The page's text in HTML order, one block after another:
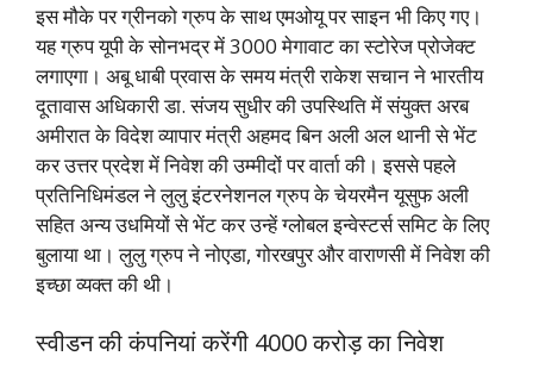
इस मौके पर ग्रीनको ग्रुप के साथ एमओयू पर साइन भी किए गए।
यह ग्रुप यूपी के सोनभद्र में 3000 मेगावाट का स्टोरेज प्रोजेक्ट
लगाएगा। अबू धाबी प्रवास के समय मंत्री राकेश सचान ने भारतीय
दूतावास अधिकारी डा. संजय सुधीर की उपस्थिति में संयुक्त अरब
अमीरात के विदेश व्यापार मंत्री अहमद बिन अली अल थानी से भेंट
कर उत्तर प्रदेश में निवेश की उम्मीदों पर वार्ता की। इससे पहले
प्रतिनिधिमंडल ने लुलु इंटरनेशनल ग्रुप के चेयरमैन यूसुफ अली
सहित अन्य उधमियों से भेंट कर उन्हें ग्लोबल इन्वेस्टर्स समिट के लिए
बुलाया था। लुलु ग्रुप ने नोएडा, गोरखपुर और वाराणसी में निवेश की
इच्छा व्यक्त की थी।
स्वीडन की कंपनियां करेंगी 4000 करोड़ का निवेश